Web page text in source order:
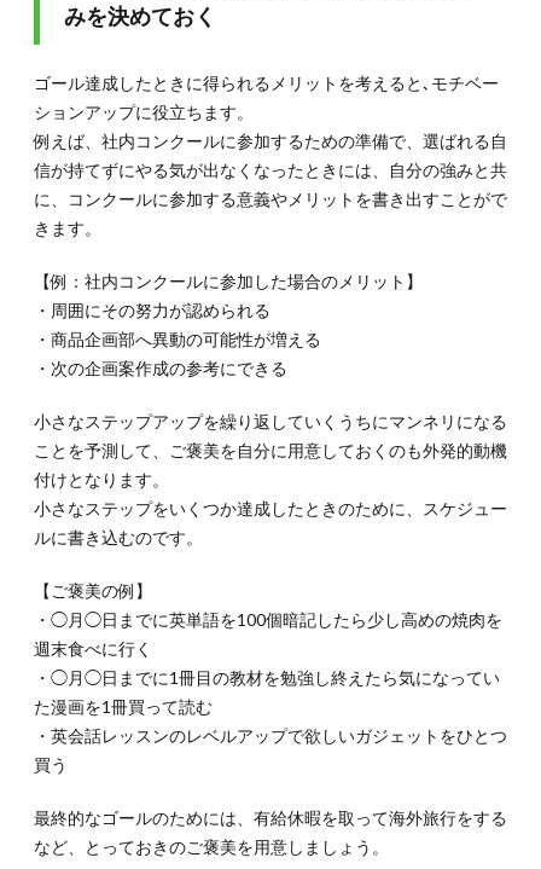
みを決めておく
ゴール達成したときに得られるメリットを考えると､モチベー
ションアップに役立ちます。
例えば、社内コンクールに参加するための準備で、選ばれる自
信が持てずにやる気が出なくなったときには、自分の強みと共
に、コンクールに参加する意義やメリットを書き出すことがで
きます。
【例：社内コンクールに参加した場合のメリット】
・周囲にその努力が認められる
・商品企画部へ異動の可能性が増える
・次の企画案作成の参考にできる
小さなステップアップを繰り返していくうちにマンネリになる
ことを予測して、ご褒美を自分に用意しておくのも外発的動機
付けとなります。
小さなステップをいくつか達成したときのために、スケジュー
ルに書き込むのです。
【ご褒美の例】
・◯月◯日までに英単語を100個暗記したら少し高めの焼肉を
週末食べに行く
・◯月◯日までに1冊目の教材を勉強し終えたら気になってい
た漫画を1冊買って読む
・英会話レッスンのレベルアップで欲しいガジェットをひとつ
買う
最終的なゴールのためには、有給休暇を取って海外旅行をする
など、とっておきのご褒美を用意しましょう。